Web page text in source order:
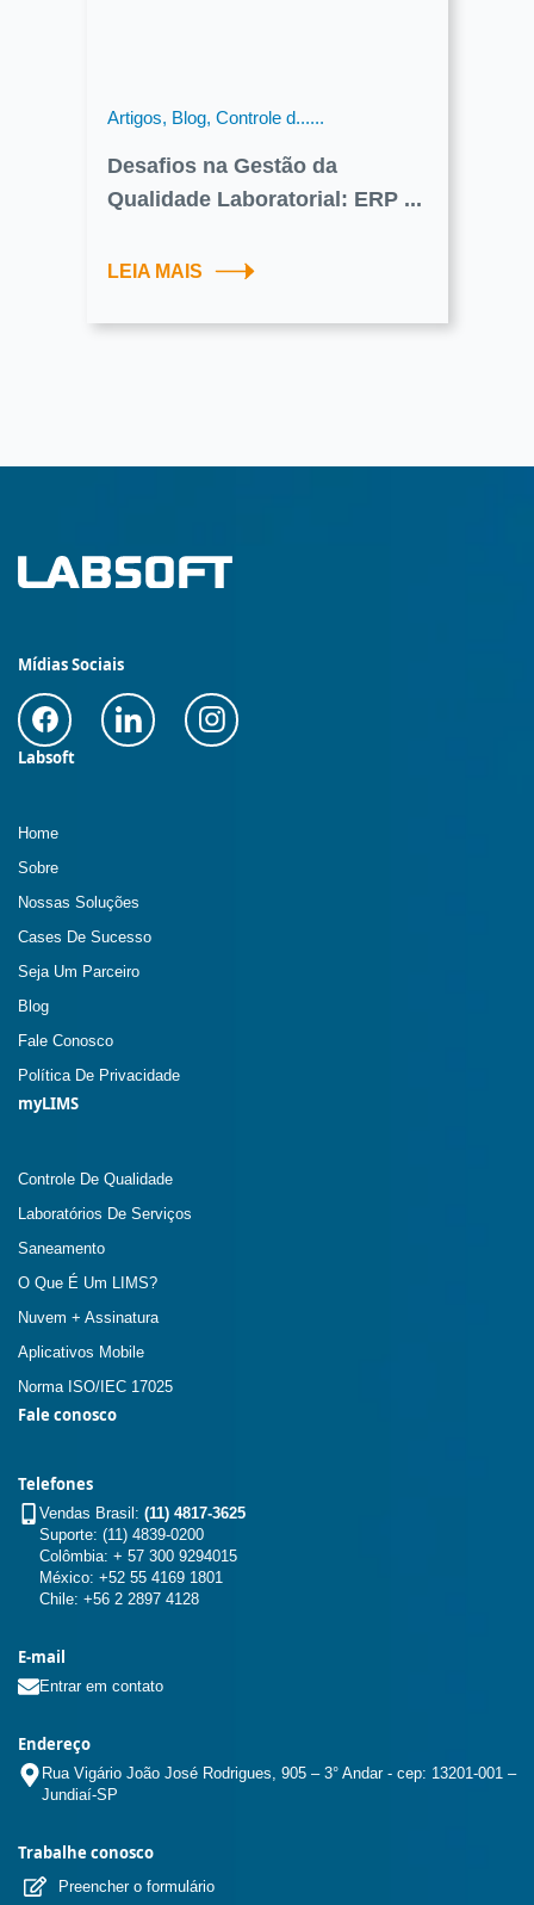
Artigos, Blog, Controle d......
Desafios na Gestão da
Qualidade Laboratorial: ERP ...
LEIA MAIS
Mídias Sociais
Labsoft
Home
Sobre
Nossas Soluções
Cases De Sucesso
Seja Um Parceiro
Blog
Fale Conosco
Política De Privacidade
myLIMS
Controle De Qualidade
Laboratórios De Serviços
Saneamento
O Que É Um LIMS?
Nuvem + Assinatura
Aplicativos Mobile
Norma ISO/IEC 17025
Fale conosco
Telefones
Vendas Brasil: (11) 4817-3625
Suporte: (11) 4839-0200
Colômbia: + 57 300 9294015
México: +52 55 4169 1801
Chile: +56 2 2897 4128
E-mail
Entrar em contato
Endereço
Rua Vigário João José Rodrigues, 905 – 3° Andar - cep: 13201-001 –
Jundiaí-SP
Trabalhe conosco
Preencher o formulário